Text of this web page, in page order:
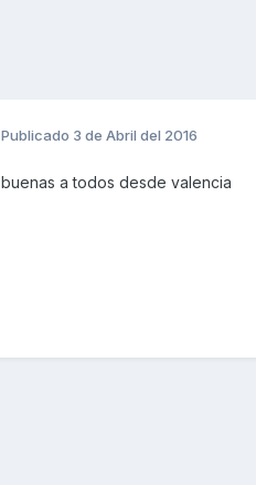
Publicado 3 de Abril del 2016
buenas a todos desde valencia